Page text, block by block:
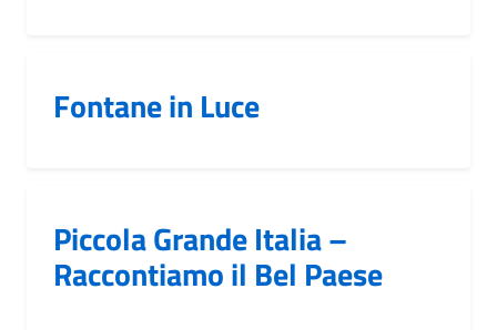
Fontane in Luce
Piccola Grande Italia –
Raccontiamo il Bel Paese